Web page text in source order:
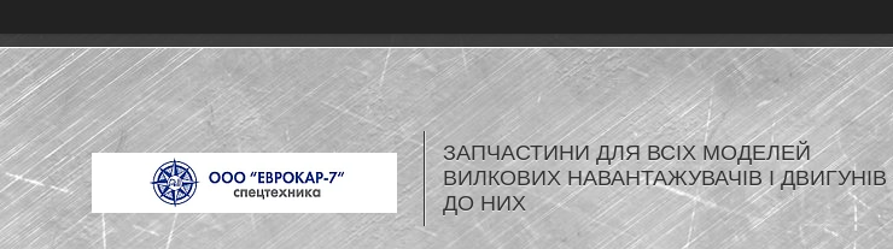
ЗАПЧАСТИНИ ДЛЯ ВСІХ МОДЕЛЕЙ
ВИЛКОВИХ НАВАНТАЖУВАЧІВ І ДВИГУНІВ
ДО НИХ